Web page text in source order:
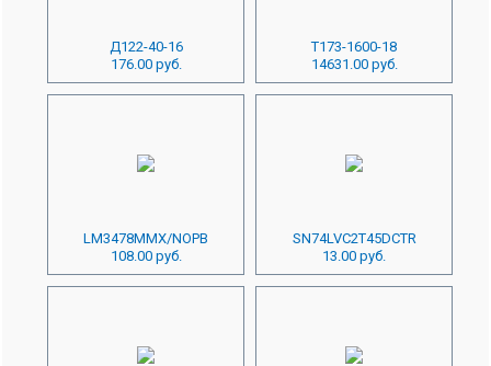
Д122-40-16
176.00 руб.
Т173-1600-18
14631.00 руб.
LM3478MMX/NOPB
108.00 руб.
SN74LVC2T45DCTR
13.00 руб.